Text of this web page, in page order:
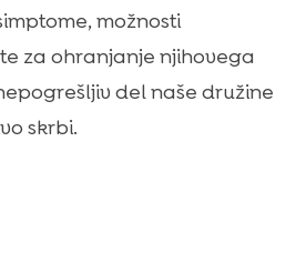
pri psih
za pse z melanomom
za pse
za melanom pri psih
na kvaliteto življenja
možnosti
za ohranjanje njihovega
del naše družine
skrbi.